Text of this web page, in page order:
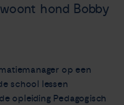
hond Bobby
op een
school lessen
opleiding Pedagogisch